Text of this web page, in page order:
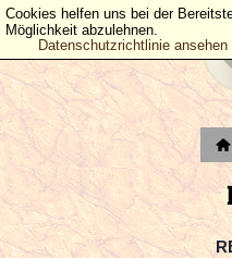
Cookies helfen uns bei der
Möglichkeit abzulehnen.
Datenschutzrichtlinie ansehen